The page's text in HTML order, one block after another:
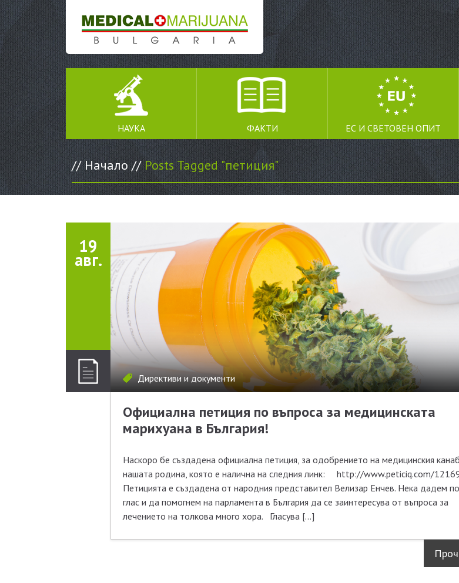
SKIP TO CONTENT
НАУКА ФАКТИ ЕС И СВЕТОВЕН ОПИТ
// Начало // Posts Tagged "петиция"
19
авг.
Директиви и документи
Официална петиция по въпроса за медицинската
марихуана в България!
Наскоро бе създадена официална петиция, за одобрението на медицинския
нашата родина, която е налична на следния линк: http://www.peticiq.com/
Петицията е създадена от народния представител Велизар Енчев. Нека дадем
глас и да помогнем на парламента в България да се заинтересува от въпроса за
лечението на толкова много хора. Гласува […]